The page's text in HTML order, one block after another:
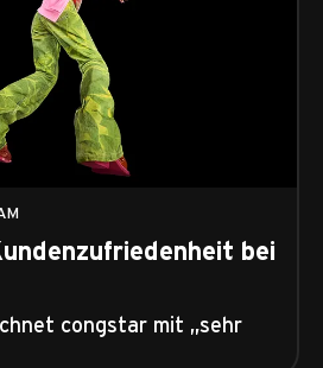
bei
congstar mit „sehr